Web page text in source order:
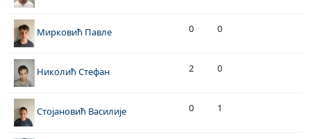
Мирковић Павле 0 0
Николић Стефан 2 0
Стојановић Василије 0 1